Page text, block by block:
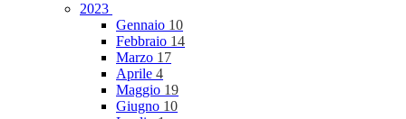
2023
Gennaio 10
Febbraio 14
Marzo 17
Aprile 4
Maggio 19
Giugno 10